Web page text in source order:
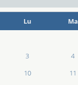
Lu Ma
3 4
10 11